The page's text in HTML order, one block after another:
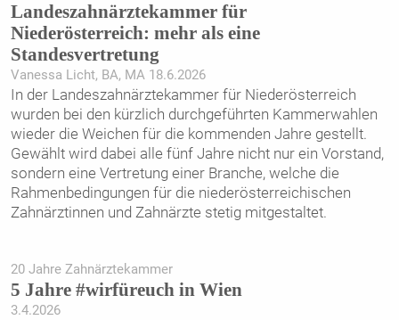
Landeszahnärztekammer für
Niederösterreich: mehr als eine
Standesvertretung
Vanessa Licht, BA, MA 18.6.2026
In der Landeszahnärztekammer für Niederösterreich
wurden bei den kürzlich durchgeführten Kammerwahlen
wieder die Weichen für die kommenden Jahre gestellt.
Gewählt wird dabei alle fünf Jahre nicht nur ein Vorstand,
sondern eine Vertretung einer Branche, welche die
Rahmenbedingungen für die niederösterreichischen
Zahnärztinnen und Zahnärzte stetig mitgestaltet.
20 Jahre Zahnärztekammer
5 Jahre #wirfüreuch in Wien
3.4.2026